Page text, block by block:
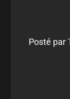
Posté par